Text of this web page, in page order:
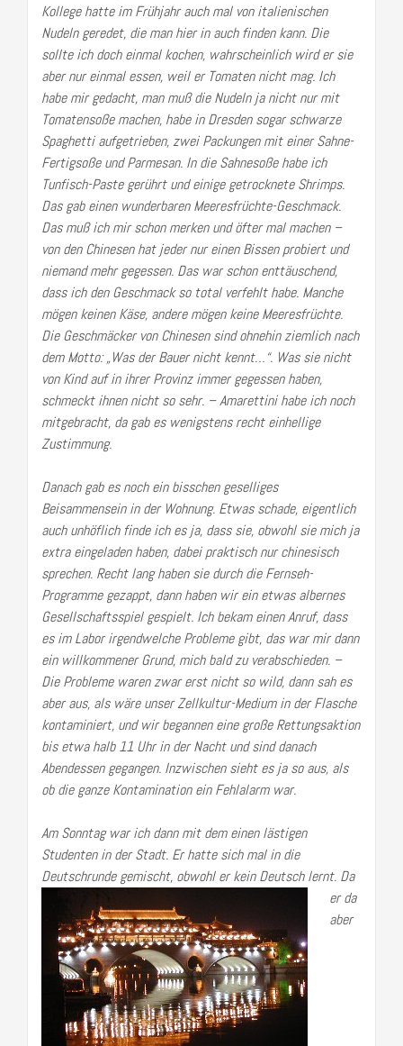
Kollege hatte im Frühjahr auch mal von italienischen
Nudeln geredet, die man hier in auch finden kann. Die
sollte ich doch einmal kochen, wahrscheinlich wird er sie
aber nur einmal essen, weil er Tomaten nicht mag. Ich
habe mir gedacht, man muß die Nudeln ja nicht nur mit
Tomatensoße machen, habe in Dresden sogar schwarze
Spaghetti aufgetrieben, zwei Packungen mit einer Sahne-
Fertigsoße und Parmesan. In die Sahnesoße habe ich
Tunfisch-Paste gerührt und einige getrocknete Shrimps.
Das gab einen wunderbaren Meeresfrüchte-Geschmack.
Das muß ich mir schon merken und öfter mal machen –
von den Chinesen hat jeder nur einen Bissen probiert und
niemand mehr gegessen. Das war schon enttäuschend,
dass ich den Geschmack so total verfehlt habe. Manche
mögen keinen Käse, andere mögen keine Meeresfrüchte.
Die Geschmäcker von Chinesen sind ohnehin ziemlich nach
dem Motto: „Was der Bauer nicht kennt…“. Was sie nicht
von Kind auf in ihrer Provinz immer gegessen haben,
schmeckt ihnen nicht so sehr. – Amarettini habe ich noch
mitgebracht, da gab es wenigstens recht einhellige
Zustimmung.
Danach gab es noch ein bisschen geselliges
Beisammensein in der Wohnung. Etwas schade, eigentlich
auch unhöflich finde ich es ja, dass sie, obwohl sie mich ja
extra eingeladen haben, dabei praktisch nur chinesisch
sprechen. Recht lang haben sie durch die Fernseh-
Programme gezappt, dann haben wir ein etwas albernes
Gesellschaftsspiel gespielt. Ich bekam einen Anruf, dass
es im Labor irgendwelche Probleme gibt, das war mir dann
ein willkommener Grund, mich bald zu verabschieden. –
Die Probleme waren zwar erst nicht so wild, dann sah es
aber aus, als wäre unser Zellkultur-Medium in der Flasche
kontaminiert, und wir begannen eine große Rettungsaktion
bis etwa halb 11 Uhr in der Nacht und sind danach
Abendessen gegangen. Inzwischen sieht es ja so aus, als
ob die ganze Kontamination ein Fehlalarm war.
Am Sonntag war ich dann mit dem einen lästigen
Studenten in der Stadt. Er hatte sich mal in die
Deutschrundegemischt, obwohl er kein Deutsch lernt. Da
er da
aber